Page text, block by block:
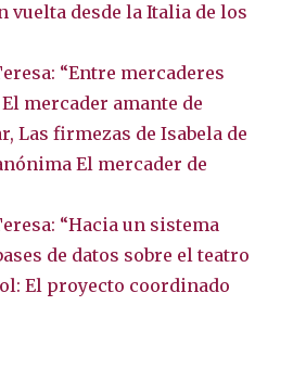
vuelta desde la Italia de los
“Entre mercaderes
mercader amante de
Las firmezas de Isabela de
El mercader de
“Hacia un sistema
de datos sobre el teatro
El proyecto coordinado